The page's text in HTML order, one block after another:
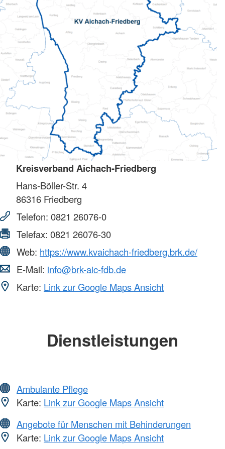
Kreisverband Aichach-Friedberg
Hans-Böller-Str. 4
86316 Friedberg
Telefon: 0821 26076-0
Telefax: 0821 26076-30
Web: https://www.kvaichach-friedberg.brk.de/
E-Mail: info@brk-aic-fdb.de
Karte: Link zur Google Maps Ansicht
Dienstleistungen
Ambulante Pflege
Karte: Link zur Google Maps Ansicht
Angebote für Menschen mit Behinderungen
Karte: Link zur Google Maps Ansicht